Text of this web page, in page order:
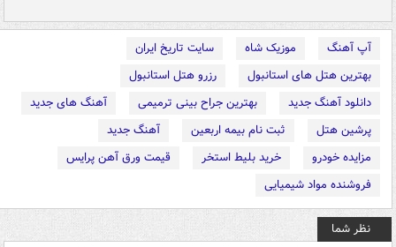
آپ آهنگ موزیک شاه
سایت تاریخ ایران
بهترین هتل های استانبول
رزرو هتل استانبول
دانلود آهنگ جدید
بهترین جراح بینی ترمیمی
آهنگ های جدید
پرشین هتل
ثبت نام بیمه اربعین
آهنگ جدید
مزایده خودرو
خرید بلیط استخر
قیمت ورق آهن پرایس
فروشنده مواد شیمیایی
نظر شما